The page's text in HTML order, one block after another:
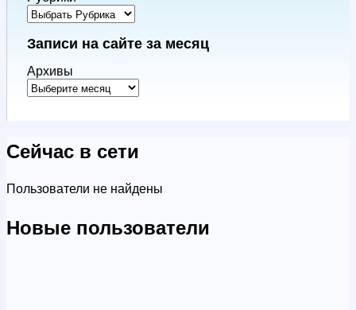
Записи на сайте за месяц
Архивы
Сейчас в сети
Пользователи не найдены
Новые пользователи